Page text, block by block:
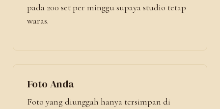
pada 200 set per minggu supaya studio tetap
waras.
Foto Anda
Foto yang diunggah hanya tersimpan di